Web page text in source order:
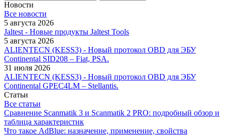
Новости
Все новости
5 августа 2026
Jaltest - Новые продукты Jaltest Tools
5 августа 2026
ALIENTECN (KESS3) - Новый протокол OBD для ЭБУ
Continental SID208 – Fiat, PSA.
31 июля 2026
ALIENTECN (KESS3) - Новый протокол OBD для ЭБУ
Continental GPEC4LM – Stellantis.
Статьи
Все статьи
Сравнение Scanmatik 3 и Scanmatik 2 PRO: подробный обзор и
таблица характеристик
Что такое AdBlue: назначение, применение, свойства